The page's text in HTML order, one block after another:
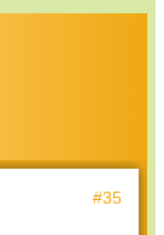
#35